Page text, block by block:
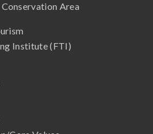
Area
Institute (FTI)